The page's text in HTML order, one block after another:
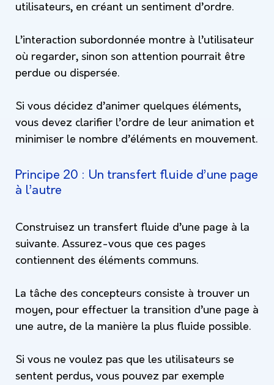
utilisateurs, en créant un sentiment d’ordre.
L’interaction subordonnée montre à l’utilisateur
où regarder, sinon son attention pourrait être
perdue ou dispersée.
Si vous décidez d’animer quelques éléments,
vous devez clarifier l’ordre de leur animation et
minimiser le nombre d’éléments en mouvement.
Principe 20 : Un transfert fluide d’une page
à l’autre
Construisez un transfert fluide d’une page à la
suivante. Assurez-vous que ces pages
contiennent des éléments communs.
La tâche des concepteurs consiste à trouver un
moyen, pour effectuer la transition d’une page à
une autre, de la manière la plus fluide possible.
Si vous ne voulez pas que les utilisateurs se
sentent perdus, vous pouvez par exemple